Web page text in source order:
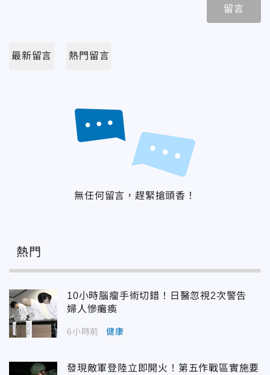
留言
最新留言 熱門留言
無任何留言，趕緊搶頭香！
熱門
10小時腦瘤手術切錯！日醫忽視2次警告
婦人慘癱瘓
6小時前 健康
發現敵軍登陸立即開火！第五作戰區實施要